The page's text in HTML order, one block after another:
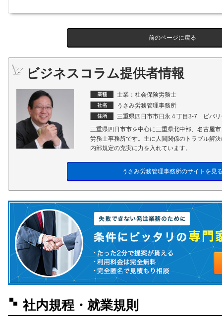
前のページに戻る
ビジネスコラム提供者情報
士業：社会保険労務士
うさみ労務管理事務所
三重県四日市市日永４丁目3-7 ビバリ
三重県四日市市を中心に三重県北中部、名古屋
労務士事務所です。主に人間関係のトラブル解
内部規定の充実に力を入れています。
うさみ労務管理事務所のサイトを見
社内規程・就業規則